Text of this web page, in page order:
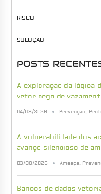
RISCO
SOLUÇÃO
POSTS
A exploração da lógica
vetor cego de
04/08/2026 Prevenção,
A vulnerabilidade dos
avanço silencioso de
03/08/2026 Ameaça,
Bancos de dados